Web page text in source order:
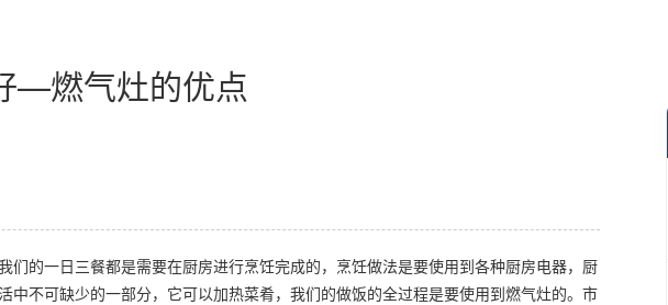
—燃气灶的优点
的一日三餐都是需要在厨房进行烹饪完成的，烹饪做法是要使用到各种厨房电器，厨
中不可缺少的一部分，它可以加热菜肴，我们的做饭的全过程是要使用到燃气灶的。市